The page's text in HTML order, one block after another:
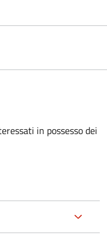
in possesso dei